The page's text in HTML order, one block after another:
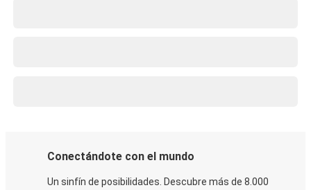
Conectándote con el mundo
Un sinfín de posibilidades. Descubre más de 8.000